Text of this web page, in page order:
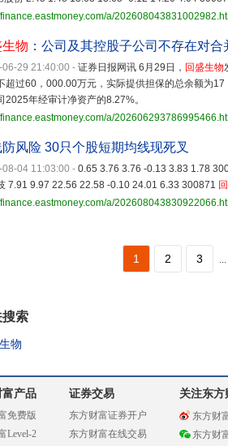
a/
生物 ：公司及其控股子公司不存在对
29 21:40:00 - 证券日报网讯 6月29日， 回盛生物
超过60，000.00万元，实际提供担保的总余额为
2025年经审计净资产的8.27%。
a/
风险 30只个股短期均线现死叉
04 11:03:00 - 0.65 3.76 3.76 -0.13 3.83 1.78
7.91 9.97 22.56 22.58 -0.10 24.01 6.33 300871
a/
1 2 3 ...
索
物
产品
免费版
Level-2
证券交易
东方财富证券开户
东方财富在线交易
关注东方
东方财
东方财